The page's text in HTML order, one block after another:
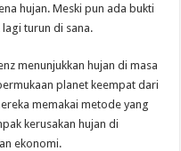
hujan. Meski pun ada bukti
turun di sana.
menunjukkan hujan di masa
planet keempat dari
memakai metode yang
kerusakan hujan di
ekonomi.